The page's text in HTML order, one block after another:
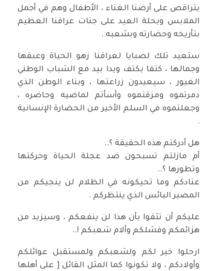
يتراقص على أرضنا الغناء ، الأطفال وهم في أجمل
الملابس وبحلة العيد على جنات عراقنا العظيم
بتأريخه وحضارته وبشعبه .
ستعيد تلك لصبايا لعراقنا زهو الحياة وعبقها
وجمالها ، كتفا بكتف ويدا بيد مع الشباب الوطني
الغيور ، سيعيدون زراعتها ، وبناء الوطن الذي
دمرتموه ومزقتموه وأسأتم لماضيه وحاضره ،
وجعلتموه في السلم الأخير من الحضارة الإنسانية
.
هل أدركتم هذه الحقيقة ؟..
أم مازلتم تسبحون ضد عجلة الحياة وحركتها
وتطورها ؟..
عنادكم وما تحيكونه في الظلام لن ينجيكم من
المصير البائس الذي ينتظركم .
عليكم أن تثقوا بأن هذا لن ينفعكم ، وسيزيد من
هزائمكم وفشلكم وألام شعبكم !..
ارحلوا خير لكم ولشعبكم ولمستقبل عوائلكم
وأولادكم ، ولا تكونوا كما المثل القائل [ على أهلها